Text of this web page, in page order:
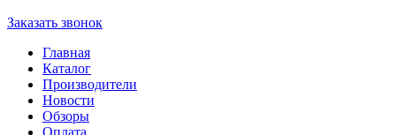
Заказать звонок
Главная
Каталог
Производители
Новости
Обзоры
Оплата